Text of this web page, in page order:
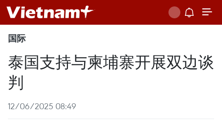
国际
泰国支持与柬埔寨开展双边谈
判
12/06/2025 08:49